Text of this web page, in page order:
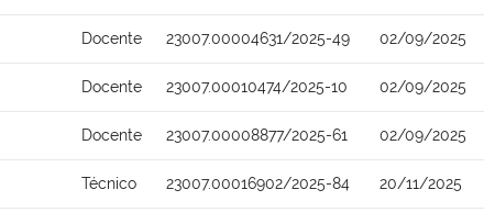
Docente 23007.00004631/2025-49 02/09/2025
Docente 23007.00010474/2025-10 02/09/2025
Docente 23007.00008877/2025-61 02/09/2025
Técnico 23007.00016902/2025-84 20/11/2025